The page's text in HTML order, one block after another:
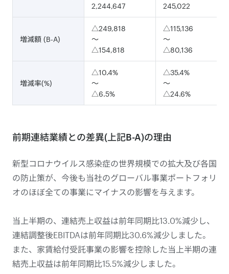
2,244,647
245,022
増減額 (B-A)
△249,818
～
△154,818
△115,136
～
△80,136
増減率(%)
△10.4%
～
△6.5%
△35.4%
～
△24.6%
前期連結業績との差異(上記B-A)の理由
新型コロナウイルス感染症の世界規模での拡大及び各国
の防止策が、今後も当社のグローバル事業ポートフォリ
オのほぼ全ての事業にマイナスの影響を与えます。
当上半期の、連結売上収益は前年同期比13.0%減少し、
連結調整後EBITDAは前年同期比30.6%減少しました。
また、家賃給付受託事業の影響を控除した当上半期の連
結売上収益は前年同期比15.5%減少しました。